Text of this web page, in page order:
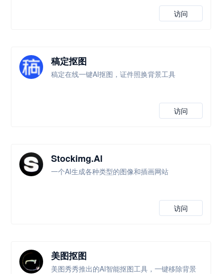
访问
稿定抠图
稿定在线一键AI抠图，证件照换背景工具
访问
Stockimg.Al
一个AI生成各种类型的图像和插画网站
访问
美图抠图
美图秀秀推出的AI智能抠图工具，一键移除背景